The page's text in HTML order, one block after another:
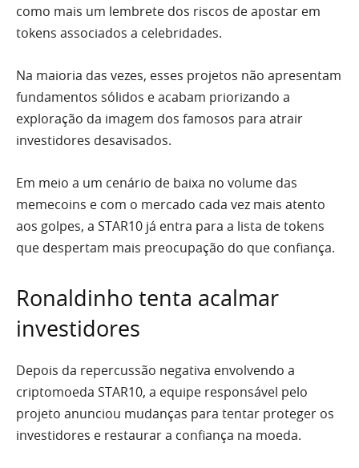
como mais um lembrete dos riscos de apostar em
tokens associados a celebridades.
Na maioria das vezes, esses projetos não apresentam
fundamentos sólidos e acabam priorizando a
exploração da imagem dos famosos para atrair
investidores desavisados.
Em meio a um cenário de baixa no volume das
memecoins e com o mercado cada vez mais atento
aos golpes, a STAR10 já entra para a lista de tokens
que despertam mais preocupação do que confiança.
Ronaldinho tenta acalmar
investidores
Depois da repercussão negativa envolvendo a
criptomoeda STAR10, a equipe responsável pelo
projeto anunciou mudanças para tentar proteger os
investidores e restaurar a confiança na moeda.